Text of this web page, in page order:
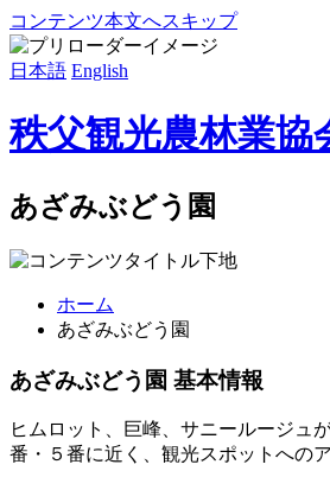
コンテンツ本文へスキップ
日本語 English
秩父観光農林業協
あざみぶどう園
ホーム
あざみぶどう園
あざみぶどう園 基本情報
ヒムロット、巨峰、サニールージュ
番・５番に近く、観光スポットへの